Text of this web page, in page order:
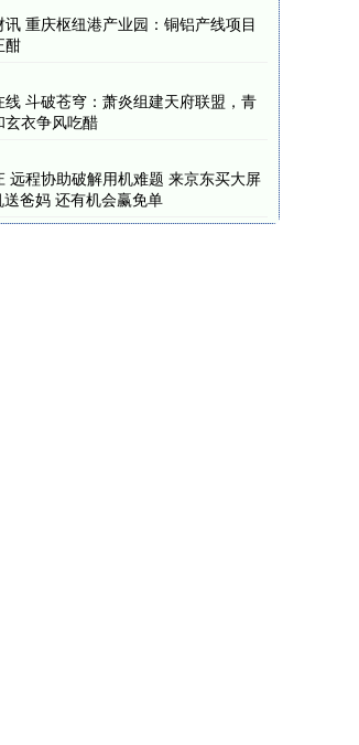
讯 重庆枢纽港产业园：铜铝产线项目
酣
线 斗破苍穹：萧炎组建天府联盟，青
玄衣争风吃醋
远程协助破解用机难题 来京东买大屏
送爸妈 还有机会赢免单